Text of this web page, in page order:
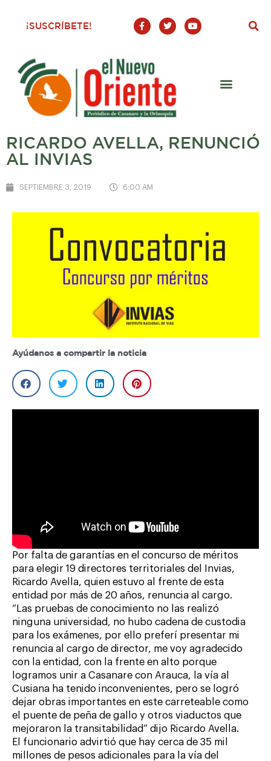
¡SUSCRÍBETE!
F
a
c
o
o
-
T
w
i
Y
o
u
RICARDO AVELLA, RENUNCIÓ
AL INVIAS
SEPTIEMBRE 3, 2019 6:00 AM
Ayúdanos a compartir la noticia
Por falta de garantías en el concurso de méritos
para elegir 19 directores territoriales del Invias,
Ricardo Avella, quien estuvo al frente de esta
entidad por más de 20 años, renuncia al cargo.
“Las pruebas de conocimiento no las realizó
ninguna universidad, no hubo cadena de custodia
para los exámenes, por ello preferí presentar mi
renuncia al cargo de director, me voy agradecido
con la entidad, con la frente en alto porque
logramos unir a Casanare con Arauca, la vía al
Cusiana ha tenido inconvenientes, pero se logró
dejar obras importantes en este carreteable como
el puente de peña de gallo y otros viaductos que
mejoraron la transitabilidad” dijo Ricardo Avella.
El funcionario advirtió que hay cerca de 35 mil
millones de pesos adicionales para la vía del